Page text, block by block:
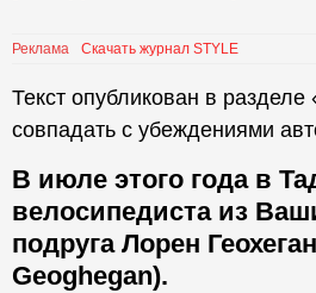
Реклама Скачать журнал STYLE
Текст опубликован в
совпадать с убеждениями
В июле этого года в
велосипедиста из
подруга Лорен
Geoghegan).